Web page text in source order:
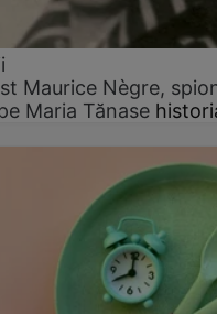
Maurice Nègre,
Maria Tănase